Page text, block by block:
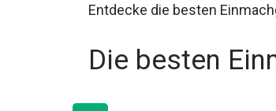
Entdecke die besten
Die besten